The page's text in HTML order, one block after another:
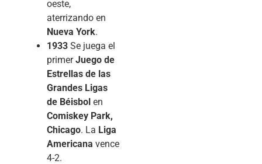
oeste,
aterrizando en
Nueva York.
1933 Se juega el
primerJuego de
Estrellas de las
Grandes Ligas
de Béisbol en
Comiskey Park,
Chicago. La Liga
Americana vence
4-2.